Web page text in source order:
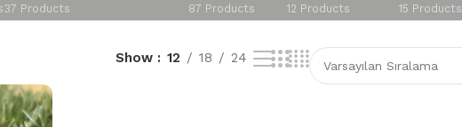
37 Products 87 Products 12 Products 15 Products
Show 12 18 24